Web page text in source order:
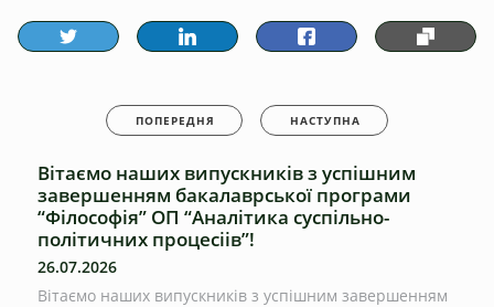
ПОПЕРЕДНЯ НАСТУПНА
Вітаємо наших випускників з успішним
завершенням бакалаврської програми
“Філософія” ОП “Аналітика суспільно-
політичних процесіів”!
26.07.2026
Вітаємо наших випускників з успішним завершенням